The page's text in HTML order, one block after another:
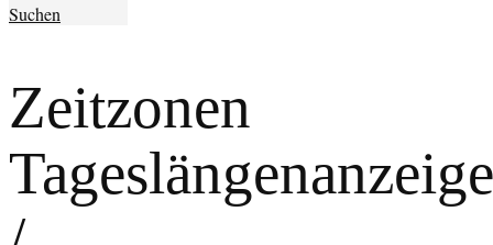
Suchen
Zeitzonen
Tageslängenanzeige